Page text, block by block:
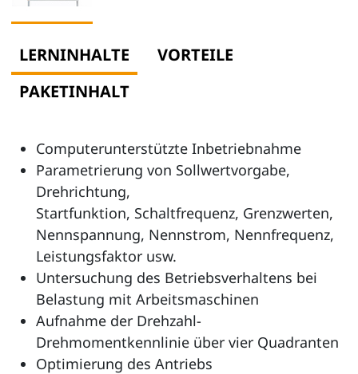
LERNINHALTE
VORTEILE
PAKETINHALT
Computerunterstützte Inbetriebnahme
Parametrierung von Sollwertvorgabe,
Drehrichtung,
Startfunktion, Schaltfrequenz, Grenzwerten,
Nennspannung, Nennstrom, Nennfrequenz,
Leistungsfaktor usw.
Untersuchung des Betriebsverhaltens bei
Belastung mit Arbeitsmaschinen
Aufnahme der Drehzahl-
Drehmomentkennlinie über vier Quadranten
Optimierung des Antriebs